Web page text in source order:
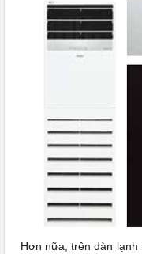
Hơn nữa, trên dàn